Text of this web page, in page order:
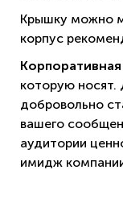
Крышку можно
корпус
которую носят.
добровольно
вашего
аудитории
имидж